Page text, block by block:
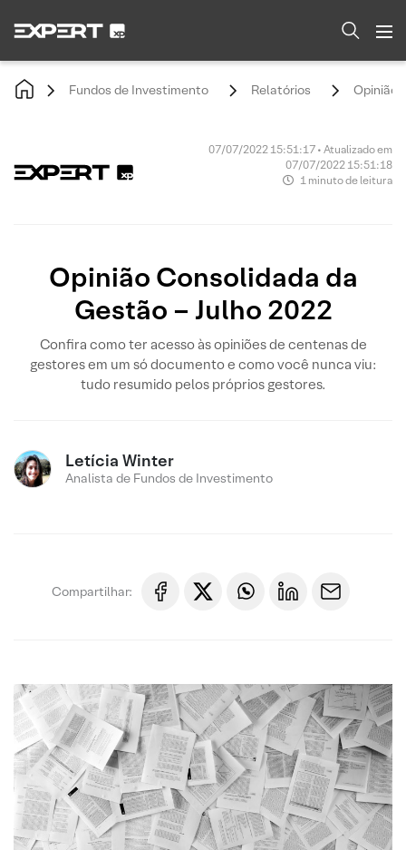
Fundos de Investimento Relatórios Opinião
07/07/2022 15:51:17 • Atualizado em
07/07/2022 15:51:18
1 minuto de leitura
Opinião Consolidada da
Gestão – Julho 2022
Confira como ter acesso às opiniões de centenas de
gestores em um só documento e como você nunca viu:
tudo resumido pelos próprios gestores.
Letícia Winter
Analista de Fundos de Investimento
Compartilhar: